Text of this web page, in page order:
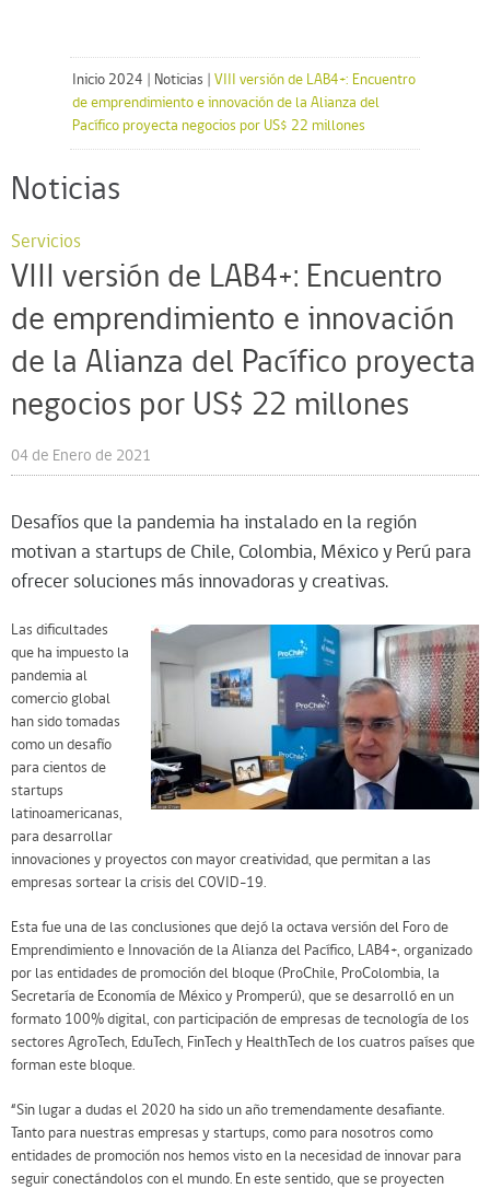
Inicio 2024 Noticias
VIII versión de LAB4+: Encuentro
de emprendimiento e innovación de la Alianza del
Pacífico proyecta negocios por US$ 22 millones
Noticias
Servicios
VIII versión de LAB4+: Encuentro
de emprendimiento e innovación
de la Alianza del Pacífico proyecta
negocios por US$ 22 millones
04 de Enero de 2021
Desafíos que la pandemia ha instalado en la región
motivan a startups de Chile, Colombia, México y Perú para
ofrecer soluciones más innovadoras y creativas.
Las dificultades
que ha impuesto la
pandemia al
comercio global
han sido tomadas
como un desafío
para cientos de
startups
latinoamericanas,
para desarrollar
innovaciones y proyectos con mayor creatividad, que permitan a las
empresas sortear la crisis del COVID-19.
Esta fue una de las conclusiones que dejó la octava versión del Foro de
Emprendimiento e Innovación de la Alianza del Pacífico, LAB4+, organizado
por las entidades de promoción del bloque (ProChile, ProColombia, la
Secretaría de Economía de México y Promperú), que se desarrolló en un
formato 100% digital, con participación de empresas de tecnología de los
sectores AgroTech, EduTech, FinTech y HealthTech de los cuatros países que
forman este bloque.
“Sin lugar a dudas el 2020 ha sido un año tremendamente desafiante.
Tanto para nuestras empresas y startups, como para nosotros como
entidades de promoción nos hemos visto en la necesidad de innovar para
seguir conectándolos con el mundo. En este sentido, que se proyecten